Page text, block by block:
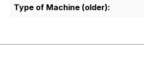
Type of Machine (older):